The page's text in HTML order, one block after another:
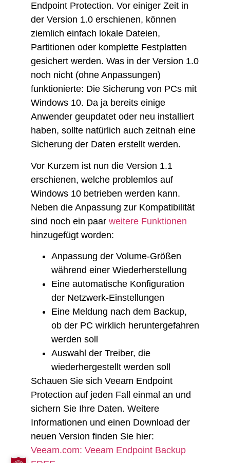
Endpoint Protection. Vor einiger Zeit in
der Version 1.0 erschienen, können
ziemlich einfach lokale Dateien,
Partitionen oder komplette Festplatten
gesichert werden. Was in der Version 1.0
noch nicht (ohne Anpassungen)
funktionierte: Die Sicherung von PCs mit
Windows 10. Da ja bereits einige
Anwender geupdatet oder neu installiert
haben, sollte natürlich auch zeitnah eine
Sicherung der Daten erstellt werden.
Vor Kurzem ist nun die Version 1.1
erschienen, welche problemlos auf
Windows 10 betrieben werden kann.
Neben die Anpassung zur Kompatibilität
sind noch ein paar weitere Funktionen
hinzugefügt worden:
Anpassung der Volume-Größen
während einer Wiederherstellung
Eine automatische Konfiguration
der Netzwerk-Einstellungen
Eine Meldung nach dem Backup,
ob der PC wirklich heruntergefahren
werden soll
Auswahl der Treiber, die
wiederhergestellt werden soll
Schauen Sie sich Veeam Endpoint
Protection auf jeden Fall einmal an und
sichern Sie Ihre Daten. Weitere
Informationen und einen Download der
neuen Version finden Sie hier:
Veeam.com: Veeam Endpoint Backup